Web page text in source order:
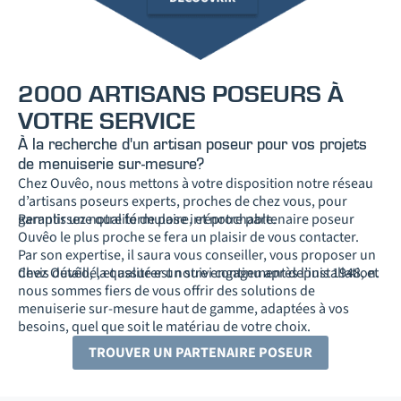
2000 ARTISANS POSEURS À
VOTRE SERVICE
À la recherche d'un artisan poseur pour vos projets
de menuiserie sur-mesure?
Chez Ouvêo, nous mettons à votre disposition notre réseau
d’artisans poseurs experts, proches de chez vous, pour
garantir une qualité de pose irréprochable.
Remplissez notre formulaire, et notre partenaire poseur
Ouvêo le plus proche se fera un plaisir de vous contacter.
Par son expertise, il saura vous conseiller, vous proposer un
devis détaillé, et assurer un suivi continu après l’installation.
Chez Ouvêo, la qualité est notre engagement depuis 1948, et
nous sommes fiers de vous offrir des solutions de
menuiserie sur-mesure haut de gamme, adaptées à vos
besoins, quel que soit le matériau de votre choix.
TROUVER UN PARTENAIRE POSEUR